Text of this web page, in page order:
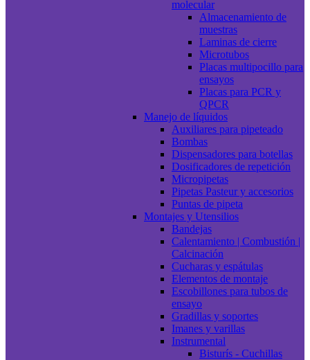
molecular
Almacenamiento de
muestras
Laminas de cierre
Microtubos
Placas multipocillo para
ensayos
Placas para PCR y
QPCR
Manejo de líquidos
Auxiliares para pipeteado
Bombas
Dispensadores para botellas
Dosificadores de repetición
Micropipetas
Pipetas Pasteur y accesorios
Puntas de pipeta
Montajes y Utensilios
Bandejas
Calentamiento | Combustión |
Calcinación
Cucharas y espátulas
Elementos de montaje
Escobillones para tubos de
ensayo
Gradillas y soportes
Imanes y varillas
Instrumental
Bisturís - Cuchillas